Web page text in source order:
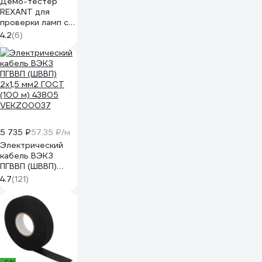
REXANT для
проверки ламп с
цоколями Е27, Е14,
gu5.3, gx53 604-
801
4.2(6)
5 735 ₽57.35 ₽/м
Электрический
кабель ВЭКЗ
ПГВВП (ШВВП)
2x1,5 мм2 ГОСТ
(100 м) 43805
VEKZ00037
4.7(121)